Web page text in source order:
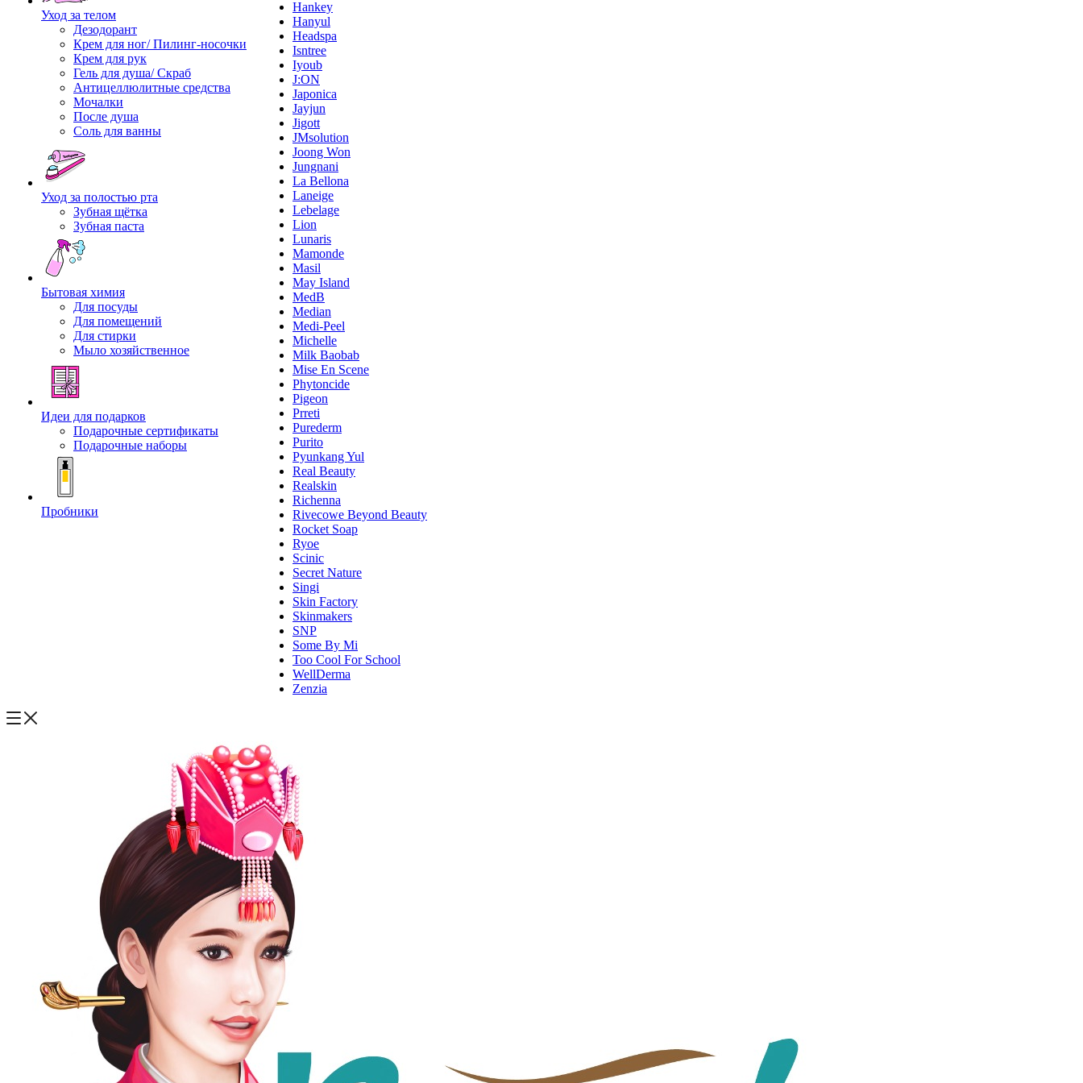
Уход за телом
Дезодорант
Крем для ног/ Пилинг-носочки
Крем для рук
Гель для душа/ Скраб
Антицеллюлитные средства
Мочалки
После душа
Соль для ванны
Уход за полостью рта
Зубная щётка
Зубная паста
Бытовая химия
Для посуды
Для помещений
Для стирки
Мыло хозяйственное
Идеи для подарков
Подарочные сертификаты
Подарочные наборы
Пробники
Hankey
Hanyul
Headspa
Isntree
Iyoub
J:ON
Japonica
Jayjun
Jigott
JMsolution
Joong Won
Jungnani
La Bellona
Laneige
Lebelage
Lion
Lunaris
Mamonde
Masil
May Island
MedB
Median
Medi-Peel
Michelle
Milk Baobab
Mise En Scene
Phytoncide
Pigeon
Prreti
Purederm
Purito
Pyunkang Yul
Real Beauty
Realskin
Richenna
Rivecowe Beyond Beauty
Rocket Soap
Ryoe
Scinic
Secret Nature
Singi
Skin Factory
Skinmakers
SNP
Some By Mi
Too Cool For School
WellDerma
Zenzia